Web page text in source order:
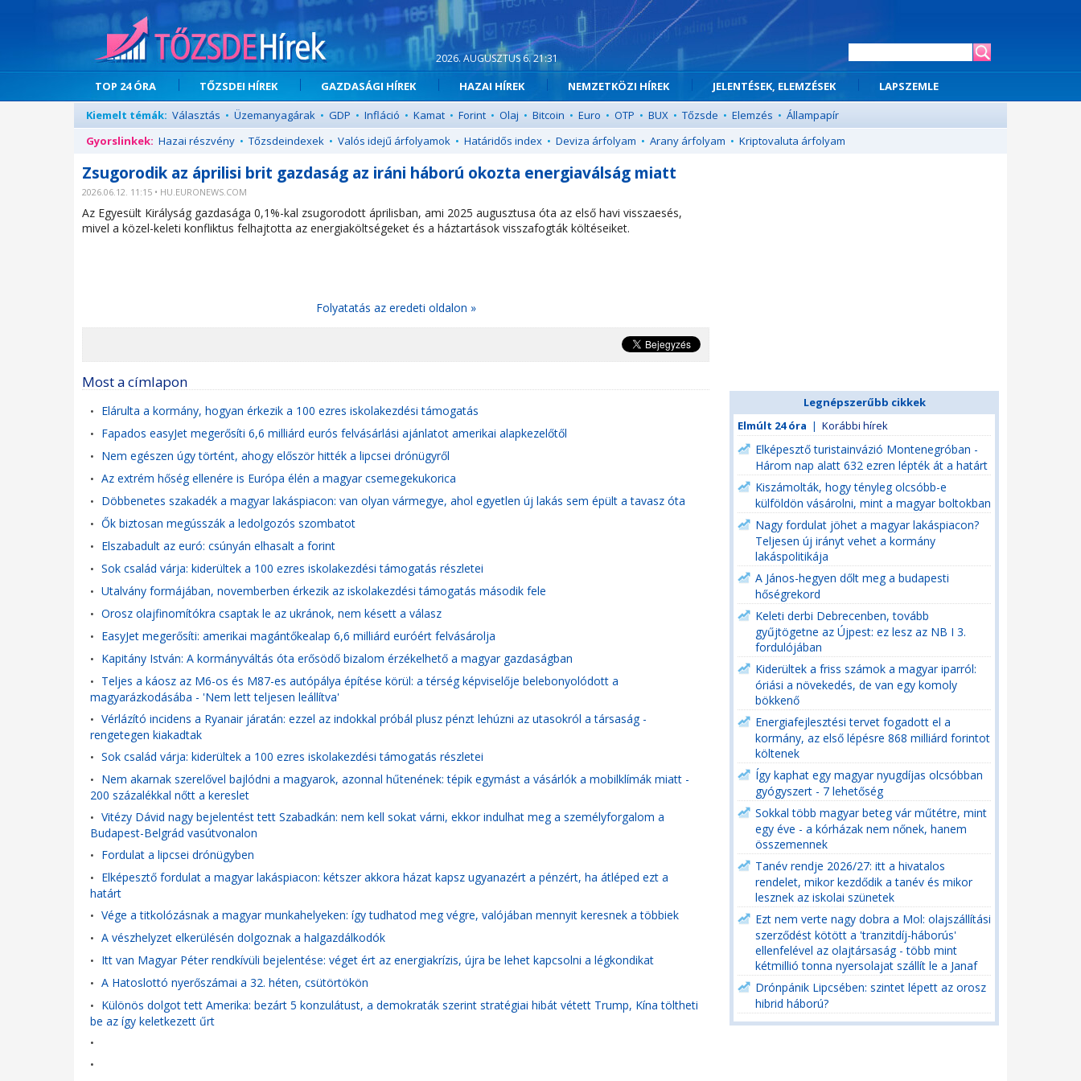
2026. AUGUSZTUS 6. 21:31
TOP 24 ÓRA TŐZSDEI HÍREK GAZDASÁGI HÍREK HAZAI HÍREK NEMZETKÖZI HÍREK JELENTÉSEK, ELEMZÉSEK
LAPSZEMLE
Kiemelt témák: Választás • Üzemanyagárak • GDP • Infláció • Kamat • Forint • Olaj • Bitcoin • Euro • OTP • BUX • Tőzsde • Elemzés • Állampapír
Gyorslinkek: Hazai részvény • Tőzsdeindexek • Valós idejű árfolyamok • Határidős index • Deviza árfolyam • Arany árfolyam • Kriptovaluta árfolyam
Zsugorodik az áprilisi brit gazdaság az iráni háború okozta energiaválság miatt
2026.06.12. 11:15 • HU.EURONEWS.COM
Az Egyesült Királyság gazdasága 0,1%-kal zsugorodott áprilisban, ami 2025 augusztusa óta az első havi visszaesés,
mivel a közel-keleti konfliktus felhajtotta az energiaköltségeket és a háztartások visszafogták költéseiket.
Folyatatás az eredeti oldalon »
Most a címlapon
• Elárulta a kormány, hogyan érkezik a 100 ezres iskolakezdési támogatás
• Fapados easyJet megerősíti 6,6 milliárd eurós felvásárlási ajánlatot amerikai alapkezelőtől
• Nem egészen úgy történt, ahogy először hitték a lipcsei drónügyről
• Az extrém hőség ellenére is Európa élén a magyar csemegekukorica
• Döbbenetes szakadék a magyar lakáspiacon: van olyan vármegye, ahol egyetlen új lakás sem épült a tavasz óta
• Ők biztosan megússzák a ledolgozós szombatot
• Elszabadult az euró: csúnyán elhasalt a forint
• Sok család várja: kiderültek a 100 ezres iskolakezdési támogatás részletei
• Utalvány formájában, novemberben érkezik az iskolakezdési támogatás második fele
• Orosz olajfinomítókra csaptak le az ukránok, nem késett a válasz
• EasyJet megerősíti: amerikai magántőkealap 6,6 milliárd euróért felvásárolja
• Kapitány István: A kormányváltás óta erősödő bizalom érzékelhető a magyar gazdaságban
• Teljes a káosz az M6-os és M87-es autópálya építése körül: a térség képviselője belebonyolódott a
magyarázkodásába - 'Nem lett teljesen leállítva'
• Vérlázító incidens a Ryanair járatán: ezzel az indokkal próbál plusz pénzt lehúzni az utasokról a társaság -
rengetegen kiakadtak
• Sok család várja: kiderültek a 100 ezres iskolakezdési támogatás részletei
• Nem akarnak szerelővel bajlódni a magyarok, azonnal hűtenének: tépik egymást a vásárlók a mobilklímák miatt -
200 százalékkal nőtt a kereslet
• Vitézy Dávid nagy bejelentést tett Szabadkán: nem kell sokat várni, ekkor indulhat meg a személyforgalom a
Budapest-Belgrád vasútvonalon
• Fordulat a lipcsei drónügyben
• Elképesztő fordulat a magyar lakáspiacon: kétszer akkora házat kapsz ugyanazért a pénzért, ha átléped ezt a
határt
• Vége a titkolózásnak a magyar munkahelyeken: így tudhatod meg végre, valójában mennyit keresnek a többiek
• A vészhelyzet elkerülésén dolgoznak a halgazdálkodók
• Itt van Magyar Péter rendkívüli bejelentése: véget ért az energiakrízis, újra be lehet kapcsolni a légkondikat
• A Hatoslottó nyerőszámai a 32. héten, csütörtökön
• Különös dolgot tett Amerika: bezárt 5 konzulátust, a demokraták szerint stratégiai hibát vétett Trump, Kína töltheti
be az így keletkezett űrt
•
•
Legnépszerűbb cikkek
Elmúlt 24 óra | Korábbi hírek
Elképesztő turistainvázió Montenegróban -
Három nap alatt 632 ezren lépték át a határt
Kiszámolták, hogy tényleg olcsóbb-e
külföldön vásárolni, mint a magyar boltokban
Nagy fordulat jöhet a magyar lakáspiacon?
Teljesen új irányt vehet a kormány
lakáspolitikája
A János-hegyen dőlt meg a budapesti
hőségrekord
Keleti derbi Debrecenben, tovább
gyűjtögetne az Újpest: ez lesz az NB I 3.
fordulójában
Kiderültek a friss számok a magyar iparról:
óriási a növekedés, de van egy komoly
bökkenő
Energiafejlesztési tervet fogadott el a
kormány, az első lépésre 868 milliárd forintot
költenek
Így kaphat egy magyar nyugdíjas olcsóbban
gyógyszert - 7 lehetőség
Sokkal több magyar beteg vár műtétre, mint
egy éve - a kórházak nem nőnek, hanem
összemennek
Tanév rendje 2026/27: itt a hivatalos
rendelet, mikor kezdődik a tanév és mikor
lesznek az iskolai szünetek
Ezt nem verte nagy dobra a Mol: olajszállítási
szerződést kötött a 'tranzitdíj-háborús'
ellenfelével az olajtársaság - több mint
kétmillió tonna nyersolajat szállít le a Janaf
Drónpánik Lipcsében: szintet lépett az orosz
hibrid háború?